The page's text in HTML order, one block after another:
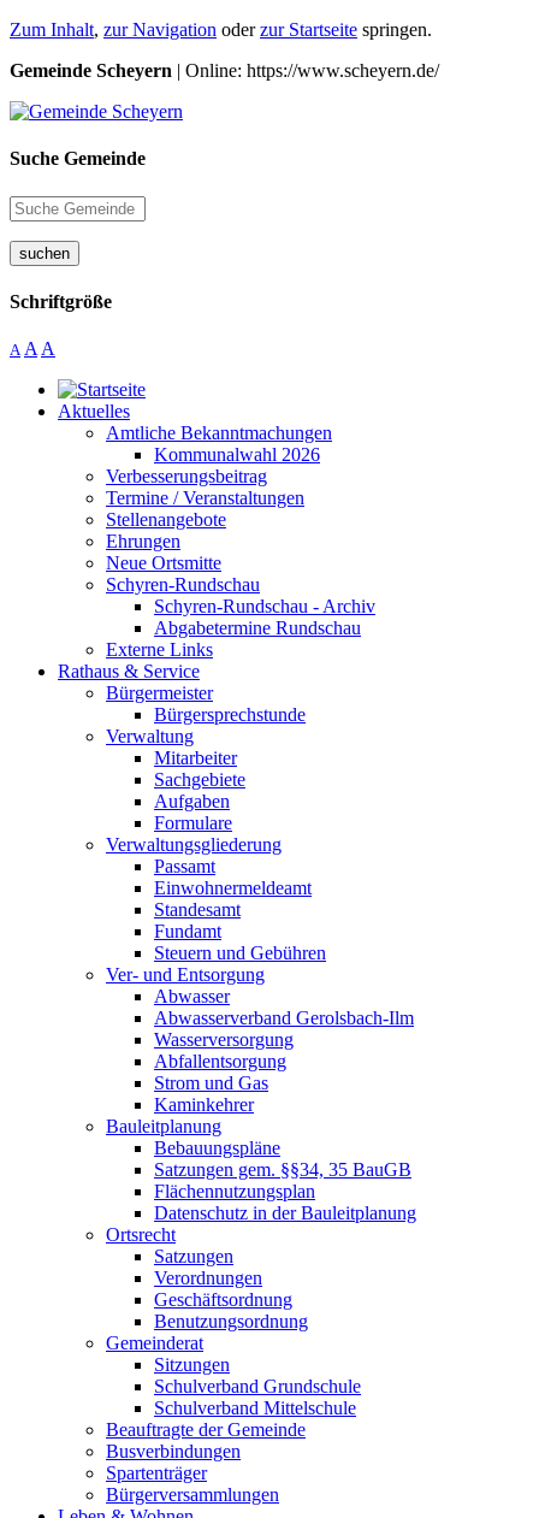
Zum Inhalt, zur Navigation oderzur Startseite springen.
Gemeinde Scheyern | Online: https://www.scheyern.de/
Suche Gemeinde
suchen
Schriftgröße
A A A
Aktuelles
Amtliche Bekanntmachungen
Kommunalwahl 2026
Verbesserungsbeitrag
Termine / Veranstaltungen
Stellenangebote
Ehrungen
Neue Ortsmitte
Schyren-Rundschau
Schyren-Rundschau - Archiv
Abgabetermine Rundschau
Externe Links
Rathaus & Service
Bürgermeister
Bürgersprechstunde
Verwaltung
Mitarbeiter
Sachgebiete
Aufgaben
Formulare
Verwaltungsgliederung
Passamt
Einwohnermeldeamt
Standesamt
Fundamt
Steuern und Gebühren
Ver- und Entsorgung
Abwasser
Abwasserverband Gerolsbach-Ilm
Wasserversorgung
Abfallentsorgung
Strom und Gas
Kaminkehrer
Bauleitplanung
Bebauungspläne
Satzungen gem. §§34, 35 BauGB
Flächennutzungsplan
Datenschutz in der Bauleitplanung
Ortsrecht
Satzungen
Verordnungen
Geschäftsordnung
Benutzungsordnung
Gemeinderat
Sitzungen
Schulverband Grundschule
Schulverband Mittelschule
Beauftragte der Gemeinde
Busverbindungen
Spartenträger
Bürgerversammlungen